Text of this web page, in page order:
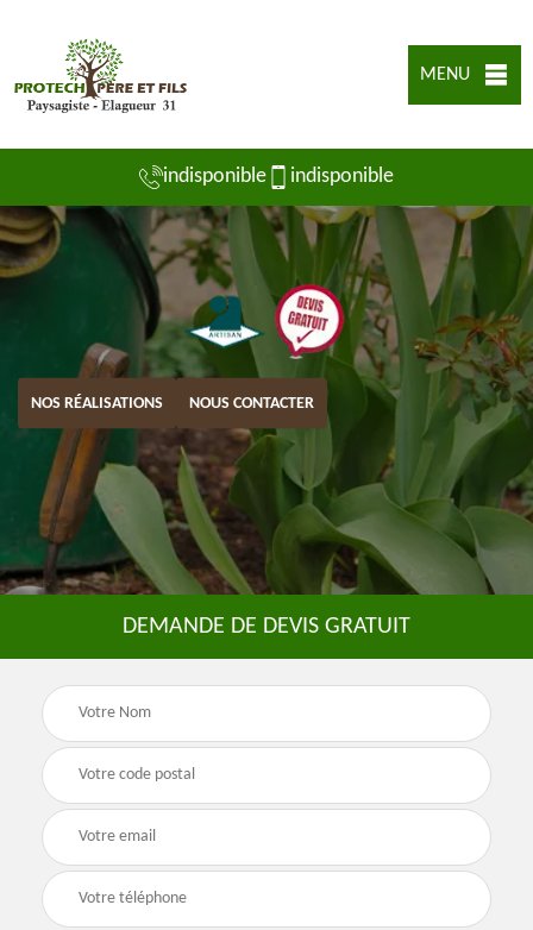
MENU
indisponible indisponible
NOS RÉALISATIONS NOUS CONTACTER
DEMANDE DE DEVIS GRATUIT